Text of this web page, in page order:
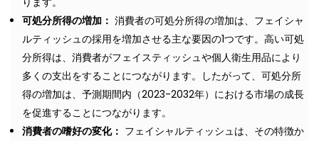
可処分所得の増加： 消費者の可処分所得の増加は、フェイシャ
ルティッシュの採用を増加させる主な要因の1つです。高い可処
分所得は、消費者がフェイスティッシュや個人衛生用品により
多くの支出をすることにつながります。したがって、可処分所
得の増加は、予測期間内（2023-2032年）における市場の成長
を促進することにつながります。
消費者の嗜好の変化： フェイシャルティッシュは、その特徴か